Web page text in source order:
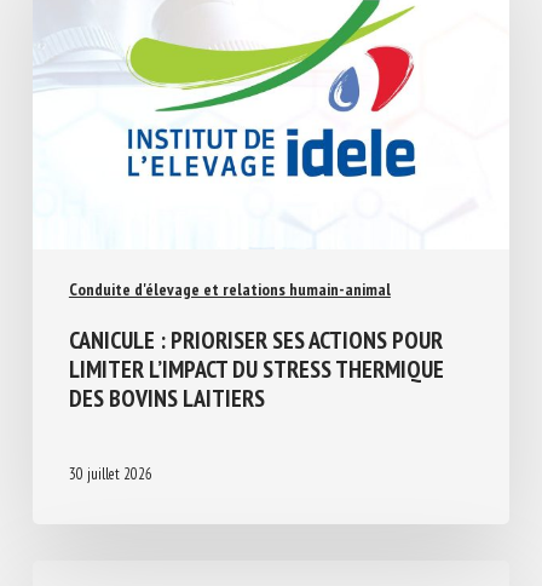
CANICULE : PRIORISER SES ACTIONS POUR
LIMITER L’IMPACT DU STRESS THERMIQUE